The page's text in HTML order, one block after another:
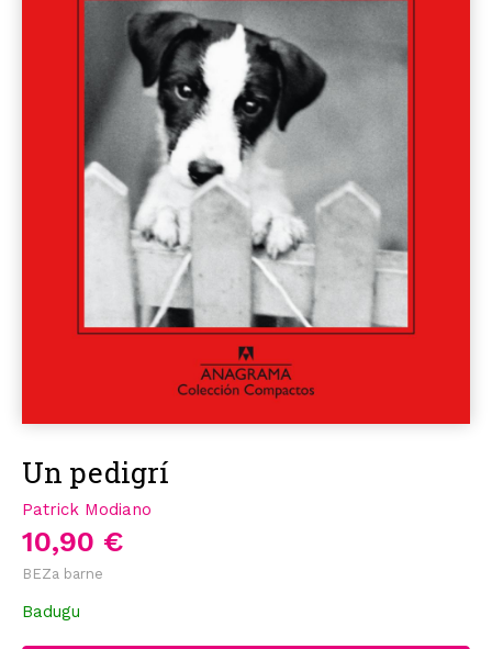
Un pedigrí
Patrick Modiano
10,90 €
BEZa barne
Badugu